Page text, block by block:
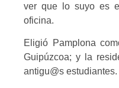
ver que lo suyo es
oficina.
Eligió Pamplona
Guipúzcoa; y la
antigu@s estudiantes.